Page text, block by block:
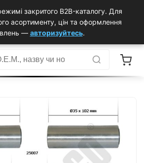
закритого B2B-каталогу. Для
асортименту, цін та оформлення
— авторизуйтесь.